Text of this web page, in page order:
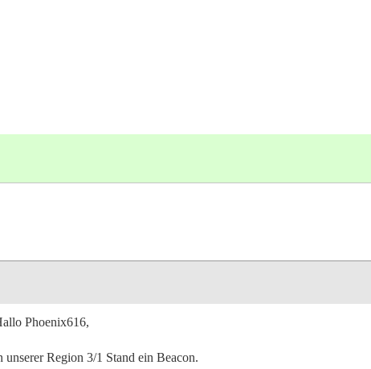
Phoenix616,
unserer Region 3/1 Stand ein Beacon.